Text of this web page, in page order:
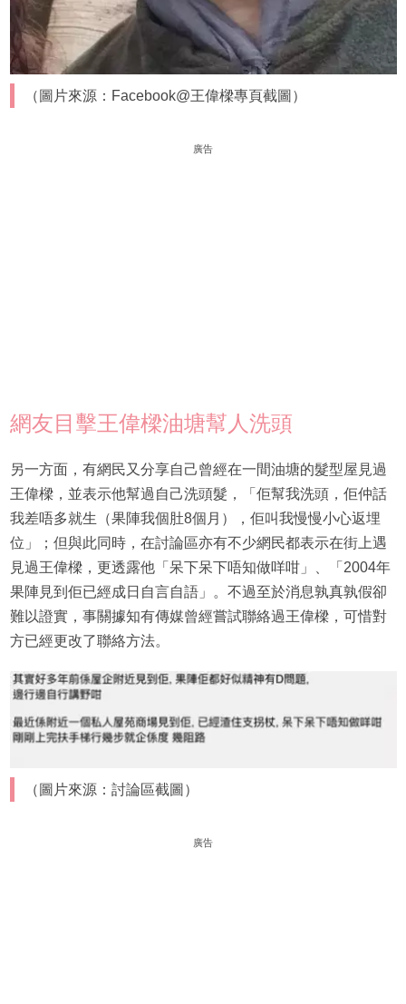
（圖片來源：Facebook@王偉樑專頁截圖）
廣告
網友目擊王偉樑油塘幫人洗頭
另一方面，有網民又分享自己曾經在一間油塘的髮型屋見過
王偉樑，並表示他幫過自己洗頭髮，「佢幫我洗頭，佢仲話
我差唔多就生（果陣我個肚8個月），佢叫我慢慢小心返埋
位」；但與此同時，在討論區亦有不少網民都表示在街上遇
見過王偉樑，更透露他「呆下呆下唔知做咩咁」、「2004年
果陣見到佢已經成日自言自語」。不過至於消息孰真孰假卻
難以證實，事關據知有傳媒曾經嘗試聯絡過王偉樑，可惜對
方已經更改了聯絡方法。
（圖片來源：討論區截圖）
廣告